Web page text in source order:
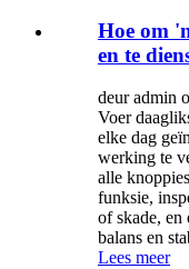
Hoe om
en te
deur admin
Voer
elke dag
werking te
alle
funksie,
of skade, en
balans en
Lees meer